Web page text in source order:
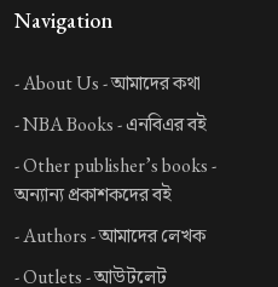
Navigation
-About Us -আমাদের কথা
-NBA Books -এনবিএর বই
-Other publisher’s books -
অন্যান্য প্রকাশকদের বই
-Authors -আমাদের লেখক
-Outlets -আউটলেট